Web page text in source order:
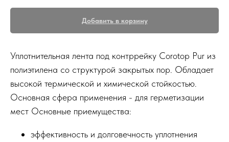
Добавить в корзину
Уплотнительная лента под контррейку Corotop Pur из
полиэтилена со структурой закрытых пор. Обладает
высокой термической и химической стойкостью.
Основная сфера применения - для герметизации
мест Основные приемущества:
эффективность и долговечность уплотнения